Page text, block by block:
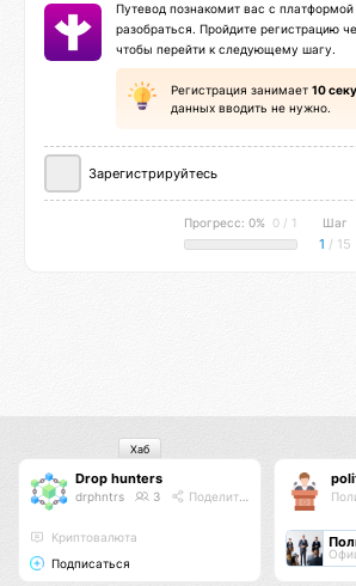
Путевод познакомит вас с
разобраться. Пройдите регистрацию
чтобы перейти к следующему шагу.
Регистрация занимает 10
данных вводить не нужно.
Зарегистрируйтесь
Прогресс: 0% 0 / 1 Шаг
1 / 15
Drop hunters
drphntrs 3 Поделиться
Криптовалюта
Подписаться
Хаб